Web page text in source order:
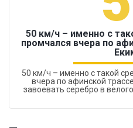
50 км/ч – именно с
промчался вчера по
50 км/ч – именно с такой
вчера по афинской
завоевать серебро в